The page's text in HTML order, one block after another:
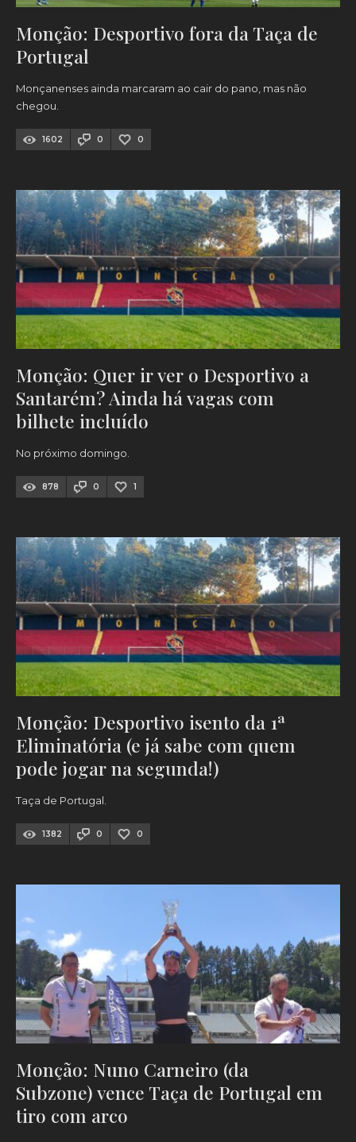
Monção: Desportivo fora da Taça de
Portugal
Monçanenses ainda marcaram ao cair do pano, mas não
chegou.
1602 0 0
Monção: Quer ir ver o Desportivo a
Santarém? Ainda há vagas com
bilhete incluído
No próximo domingo.
878 0 1
Monção: Desportivo isento da 1ª
Eliminatória (e já sabe com quem
pode jogar na segunda!)
Taça de Portugal.
1382 0 0
Monção: Nuno Carneiro (da
Subzone) vence Taça de Portugal em
tiro com arco